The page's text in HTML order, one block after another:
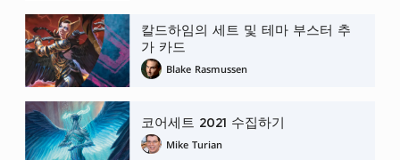
칼드하임의 세트 및 테마 부스터 추
가 카드
Blake Rasmussen
코어세트 2021 수집하기
Mike Turian